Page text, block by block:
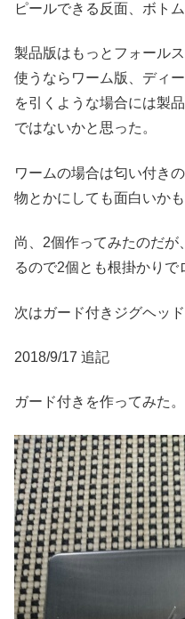
ピールできる反面、ボト
製品版はもっとフォール
使うならワーム版、ディ
を引くような場合には製
ではないかと思った。
ワームの場合は匂い付き
物とかにしても面白いかも
尚、2個作ってみたのだ
るので2個とも根掛かりで
次はガード付きジグヘッ
2018/9/17 追記
ガード付きを作ってみた。